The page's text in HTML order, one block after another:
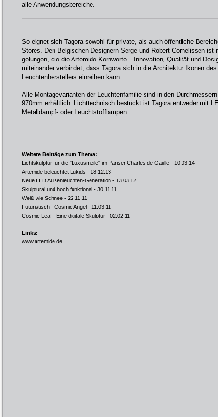
alle Anwendungsbereiche.
So eignet sich Tagora sowohl für private, als auch öffentliche
Stores. Den Belgischen Designern Serge und Robert Cornelissen ist
gelungen, die die Artemide Kernwerte – Innovation, Qualität und
miteinander verbindet, dass Tagora sich in die Architektur Ikonen
Leuchtenherstellers einreihen kann.
Alle Montagevarianten der Leuchtenfamilie sind in den
970mm erhältlich. Lichttechnisch bestückt ist Tagora entweder mit
Metalldampf- oder Leuchtstofflampen.
Weitere Beiträge zum Thema:
Lichtskulptur für die "Luxusmeile" im Pariser Charles de Gaulle - 10.03.14
Artemide beleuchtet Lukids - 18.12.13
Neue LED Außenleuchten-Generation - 13.03.12
Skulptural und hoch funktional - 30.11.11
Weiß wie Schnee - 22.11.11
Futuristisch - Cosmic Angel - 11.03.11
Cosmic Leaf - Eine digitale Skulptur - 02.02.11
Links:
www.artemide.de